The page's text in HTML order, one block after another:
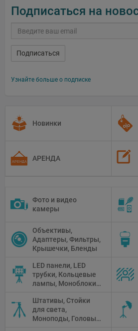
Подписаться на
Подписаться
Узнайте больше о подписке
Новинки
АРЕНДА
Фото и видео
камеры
Объективы,
Адаптеры, Фильтры,
Крышечки, Бленды
LED панели, LED
трубки, Кольцевые
лампы, Моноблоки,
Флуоресцентное и
галогенное
освещение
Штативы, Стойки
для света,
Моноподы, Головы